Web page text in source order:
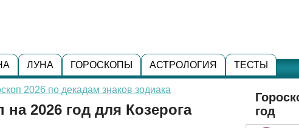
ЛУНА ГОРОСКОПЫ АСТРОЛОГИЯ ТЕСТЫ
2026 по декадам знаков зодиака
на 2026 год для Козерога
год